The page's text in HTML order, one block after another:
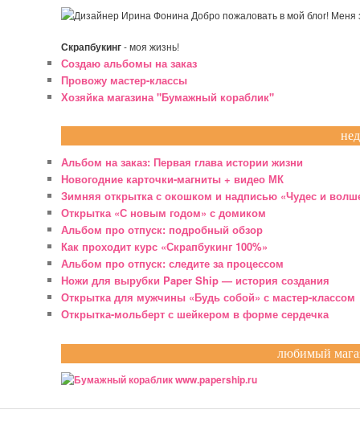
Добро пожаловать в мой блог! Меня
Скрапбукинг- моя жизнь!
Создаю альбомы на заказ
Провожу мастер-классы
Хозяйка магазина "Бумажный кораблик"
Альбом на заказ: Первая глава истории жизни
Новогодние карточки-магниты + видео МК
Зимняя открытка с окошком и надписью «Чудес и
Открытка «С новым годом» с домиком
Альбом про отпуск: подробный обзор
Как проходит курс «Скрапбукинг 100%»
Альбом про отпуск: следите за процессом
Ножи для вырубки Paper Ship — история создания
Открытка для мужчины «Будь собой» с мастер-классом
Открытка-мольберт с шейкером в форме сердечка
любимый